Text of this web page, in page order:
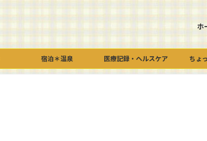
ホ
宿泊＊温泉 医療記録・ヘルスケア ちょ